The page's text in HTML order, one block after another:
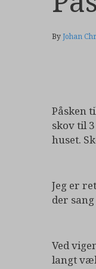
ByJohan
Påsken
skov til
huset.
Jeg er
der
Ved
langt